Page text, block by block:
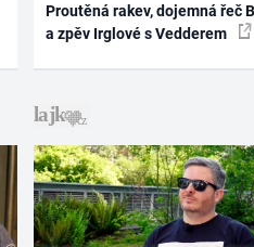
Proutěná rakev, dojemná řeč
a zpěv Irglové s Vedderem